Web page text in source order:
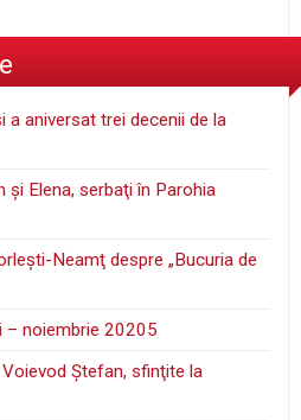
a aniversat trei decenii de la
și Elena, serbaţi în Parohia
Neamţ despre „Bucuria de
– noiembrie 20205
Ştefan, sfinţite la